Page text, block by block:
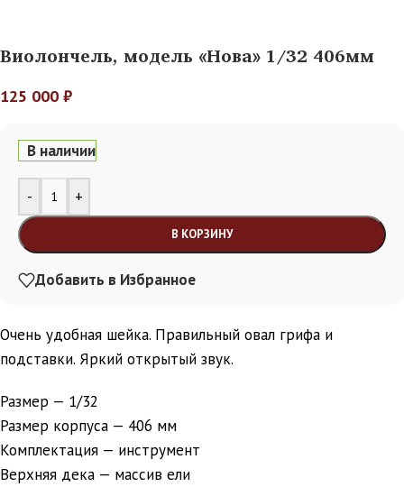
Виолончель, модель «Нова» 1/32 406мм
125 000 ₽
В наличии
- +
В КОРЗИНУ
Alternative:
Добавить в Избранное
Очень удобная шейка. Правильный овал грифа и
подставки. Яркий открытый звук.
Размер — 1/32
Размер корпуса — 406 мм
Комплектация — инструмент
Верхняя дека — массив ели